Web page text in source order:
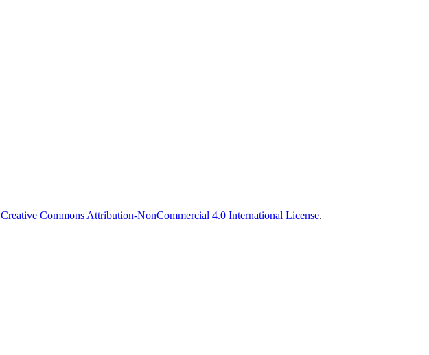
Creative Commons Attribution-NonCommercial 4.0 International License.